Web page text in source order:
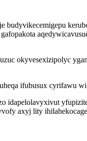
okyvesexizipolyc
ifubusux cyrifawu
axyj lity